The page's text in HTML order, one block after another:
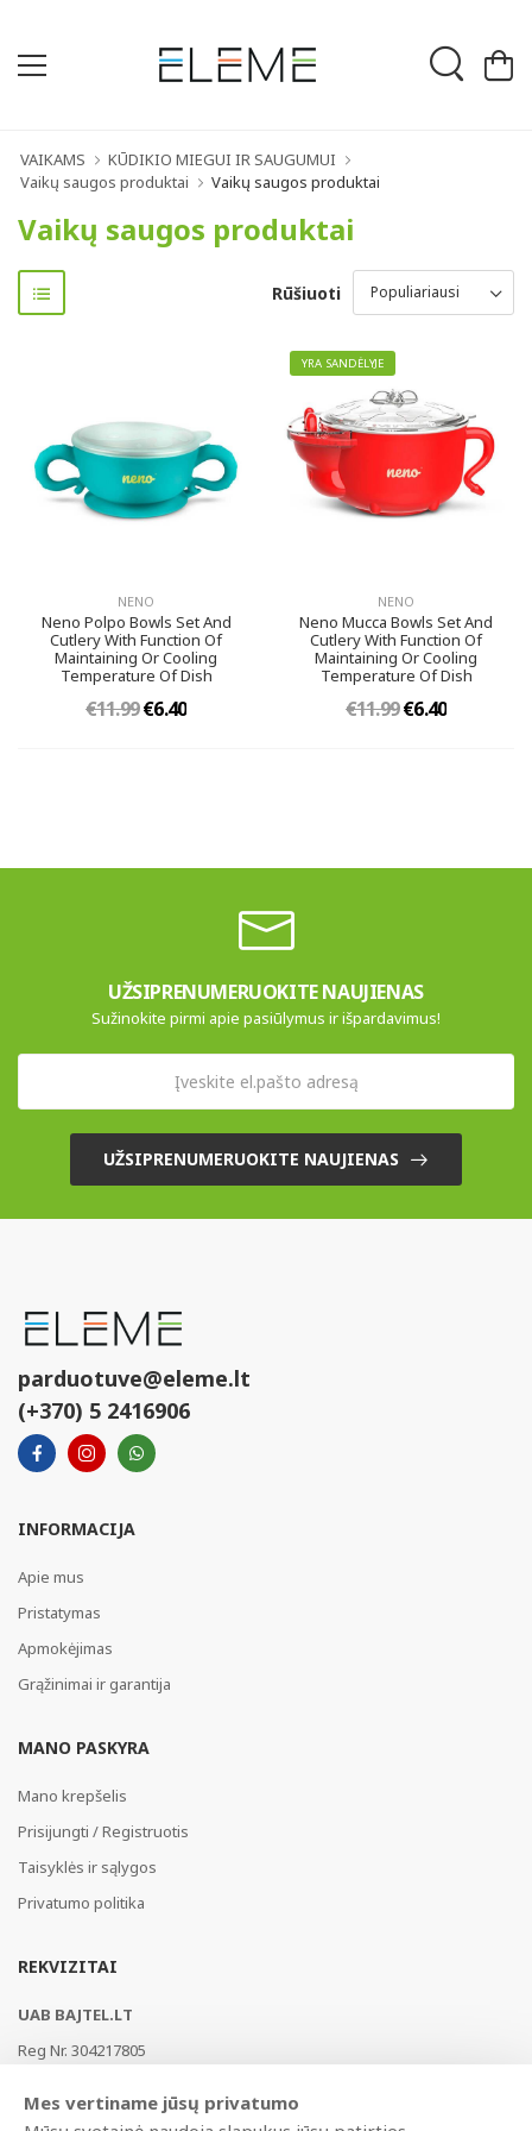
VAIKAMS
KŪDIKIO MIEGUI IR SAUGUMUI
Vaikų saugos produktai
Vaikų saugos produktai
Vaikų saugos produktai
Rūšiuoti
NENO
Neno Polpo Bowls Set And
Cutlery With Function Of
Maintaining Or Cooling
Temperature Of Dish
€11.99€6.40
YRA SANDĖLYJE
NENO
Neno Mucca Bowls Set And
Cutlery With Function Of
Maintaining Or Cooling
Temperature Of Dish
€11.99€6.40
UŽSIPRENUMERUOKITE NAUJIENAS
Sužinokite pirmi apie pasiūlymus ir išpardavimus!
UŽSIPRENUMERUOKITE NAUJIENAS
parduotuve@eleme.lt
(+370) 5 2416906
INFORMACIJA
Apie mus
Pristatymas
Apmokėjimas
Grąžinimai ir garantija
MANO PASKYRA
Mano krepšelis
Prisijungti / Registruotis
Taisyklės ir sąlygos
Privatumo politika
REKVIZITAI
UAB BAJTEL.LT
Reg Nr. 304217805
Swedbank, HABALT22
Mes vertiname jūsų privatumo